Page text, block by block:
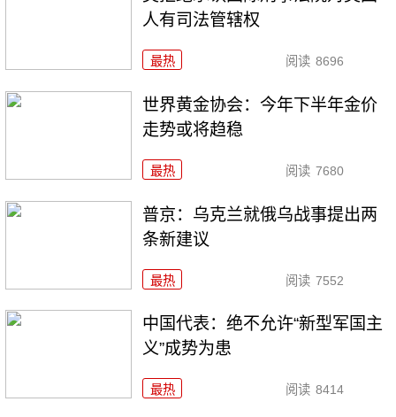
人有司法管辖权
最热 阅读 8696
世界黄金协会：今年下半年金价
走势或将趋稳
最热 阅读 7680
普京：乌克兰就俄乌战事提出两
条新建议
最热 阅读 7552
中国代表：绝不允许“新型军国主
义”成势为患
最热 阅读 8414